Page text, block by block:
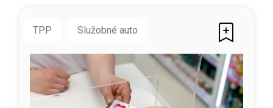
TPP Služobné auto